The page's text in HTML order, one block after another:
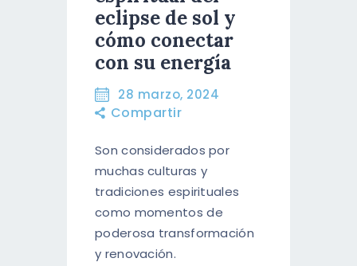
RESERVA AHORA
ESPAÑOL
ENGLISH
eclipse de sol y
cómo conectar
con su energía
28 marzo, 2024
Compartir
Son considerados por
muchas culturas y
tradiciones espirituales
como momentos de
poderosa transformación
y renovación.